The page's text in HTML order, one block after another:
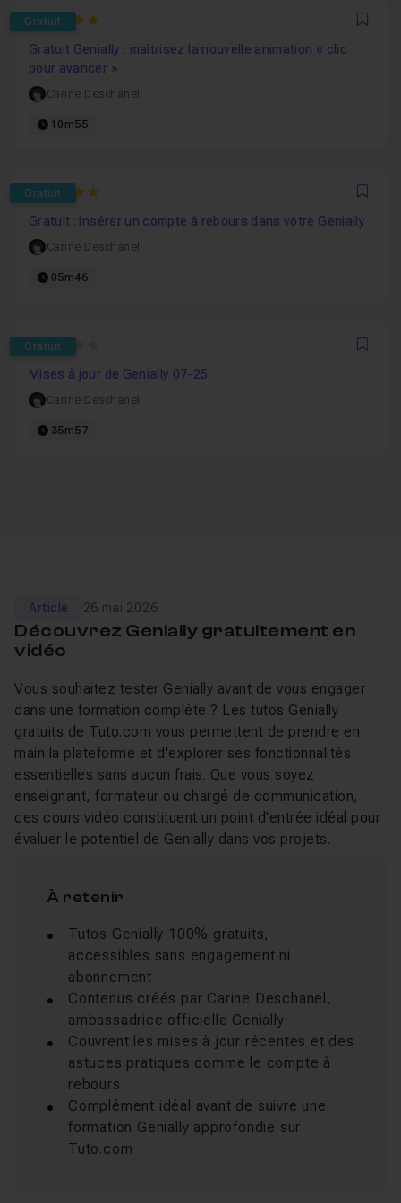
Gratuit
5
Gratuit Genially : maîtrisez la nouvelle animation « clic
pour avancer »
Carine Deschanel
10m55
Gratuit
5
Gratuit : Insérer un compte à rebours dans votre Genially
Carine Deschanel
05m46
Gratuit
0
Mises à jour de Genially 07-25
Carine Deschanel
35m57
Article 26 mai 2026
Découvrez Genially gratuitement en
vidéo
Vous souhaitez tester Genially avant de vous engager
dans une formation complète ? Les tutos Genially
gratuits de Tuto.com vous permettent de prendre en
main la plateforme et d'explorer ses fonctionnalités
essentielles sans aucun frais. Que vous soyez
enseignant, formateur ou chargé de communication,
ces cours vidéo constituent un point d'entrée idéal pour
évaluer le potentiel de Genially dans vos projets.
À retenir
Tutos Genially 100% gratuits,
accessibles sans engagement ni
abonnement
Contenus créés par Carine Deschanel,
ambassadrice officielle Genially
Couvrent les mises à jour récentes et des
astuces pratiques comme le compte à
rebours
Complément idéal avant de suivre une
formation Genially approfondie sur
Tuto.com